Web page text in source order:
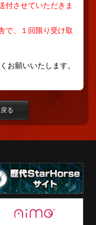
付させていただきま
、１回限り受け取
お願いいたします。
る